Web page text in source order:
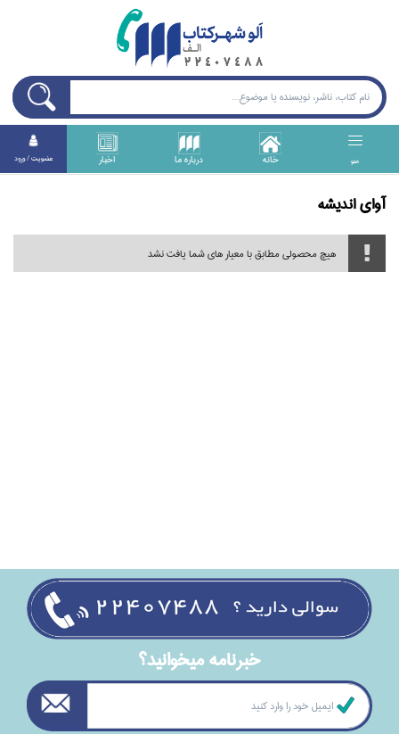
منو خانه درباره ما اخبار عضويت / ورود
آواي انديشه
هیچ محصولی مطابق با معیار های شما یافت نشد
خبرنامه ميخوانيد؟